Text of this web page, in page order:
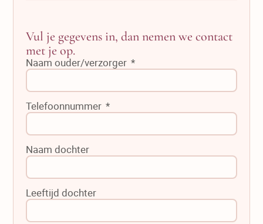
Vul je gegevens in, dan nemen we contact
met je op.
Naam ouder/verzorger
Telefoonnummer
Naam dochter
Leeftijd dochter